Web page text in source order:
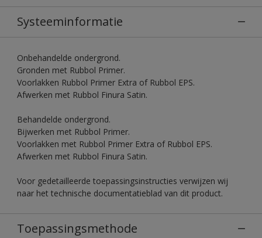
Systeeminformatie
Onbehandelde ondergrond.
Gronden met Rubbol Primer.
Voorlakken Rubbol Primer Extra of Rubbol EPS.
Afwerken met Rubbol Finura Satin.
Behandelde ondergrond.
Bijwerken met Rubbol Primer.
Voorlakken met Rubbol Primer Extra of Rubbol EPS.
Afwerken met Rubbol Finura Satin.
Voor gedetailleerde toepassingsinstructies verwijzen wij
naar het technische documentatieblad van dit product.
Toepassingsmethode